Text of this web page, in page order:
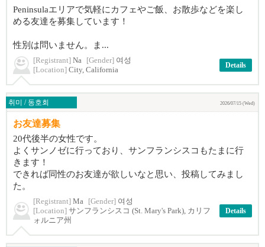
Peninsulaエリアで気軽にカフェやご飯、お散歩などを楽し
める友達を募集しています！
性別は問いません。ま...
[Registrant] Na [Gender] 여성
[Location] City, California
Details
취미 / 동호회 2026/07/15 (Wed)
お友達募集
20代後半の女性です。
よくサンノゼに行っており、サンフランシスコもたまに行
きます！
できれば同性のお友達が欲しいなと思い、投稿してみまし
た。
[Registrant] Ma [Gender] 여성
[Location] サンフランシスコ (St. Mary's Park), カリフ
ォルニア州
Details